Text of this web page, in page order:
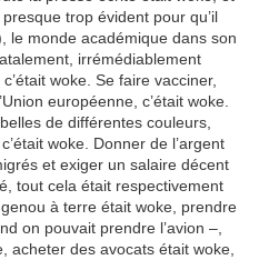
trop évident pour qu’il
le monde académique dans son
irrémédiablement
woke. Se faire vacciner,
européenne, c’était woke.
de différentes couleurs,
woke. Donner de l’argent
et exiger un salaire décent
tout cela était respectivement
à terre était woke, prendre
on pouvait prendre l’avion –,
acheter des avocats était woke,